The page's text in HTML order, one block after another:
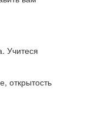
Учитеся
открытость